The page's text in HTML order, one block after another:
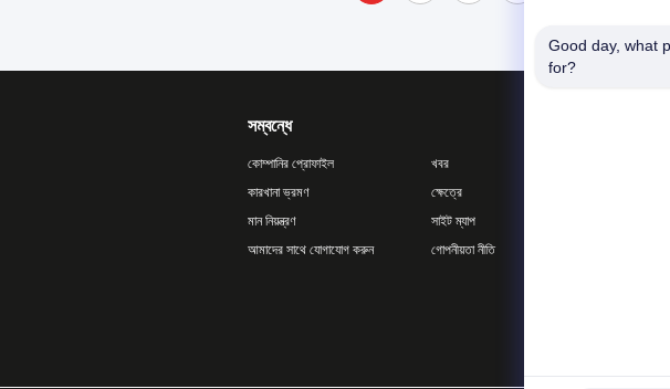
সম্বন্ধে
কোম্পানির প্রোফাইল
কারখানা ভ্রমণ
মান নিয়ন্ত্রণ
আমাদের সাথে যোগাযোগ করুন
খবর
ক্ষেত্রে
সাইট ম্যাপ
গোপনীয়তা নীতি
Good day, what
for?